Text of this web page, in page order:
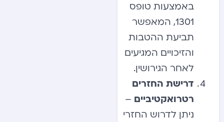
באמצעות טופס
1301, המאפשר
תביעת ההטבות
והזיכויים המגיעים
לאחר הגירושין.
דרישת החזרים
רטרואקטיביים –
ניתן לדרוש החזרי